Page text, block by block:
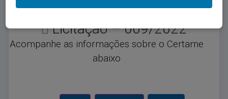
Licitação – 009/2022
Acompanhe as informações sobre o Certame
abaixo